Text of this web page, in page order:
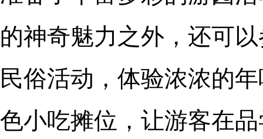
的神奇魅力之外，还可
民俗活动，体验浓浓的
色小吃摊位，让游客在